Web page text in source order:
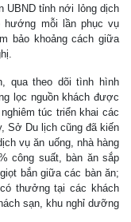
UBND tỉnh nới lỏng dịch
hướng mỗi lần phục vụ
bảo khoảng cách giữa
qua theo dõi tình hình
lọc nguồn khách được
túc triển khai các
Sở Du lịch cũng đã kiến
vụ ăn uống, nhà hàng
công suất, bàn ăn sắp
bắn giữa các bàn ăn;
thưởng tại các khách
sạn, khu nghỉ dưỡng